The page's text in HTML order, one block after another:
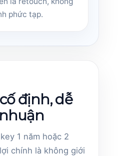
phức tạp.
định, dễ
1 năm hoặc 2
chính là không giới